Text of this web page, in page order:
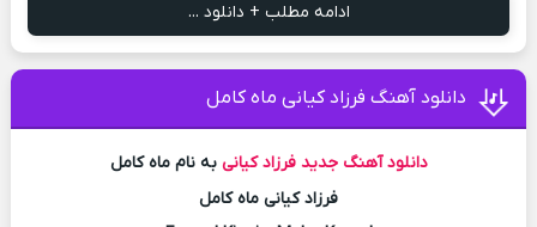
ادامه مطلب + دانلود ...
دانلود آهنگ فرزاد کیانی ماه کامل
دانلود آهنگ جدید فرزاد کیانی به نام ماه کامل
فرزاد کیانی ماه کامل